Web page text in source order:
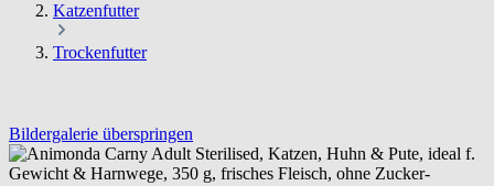
Katzenfutter
Trockenfutter
Bildergalerie überspringen